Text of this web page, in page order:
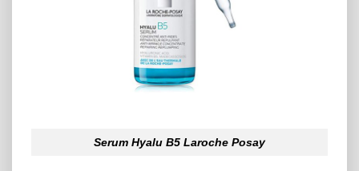
Serum Hyalu B5 Laroche Posay